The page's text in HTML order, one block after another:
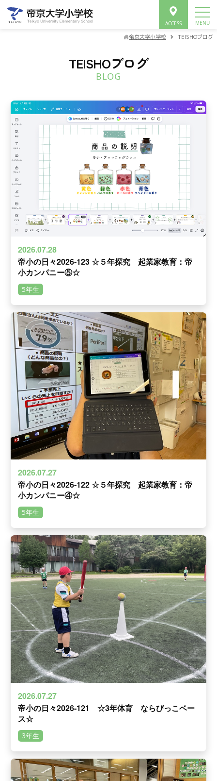
帝京大学小学校 TEISHOブログ
TEISHOブログ
BLOG
2026.07.28
帝小の日々2026-123 ☆５年探究 起業家教育：帝
小カンパニー⑤☆
5年生
2026.07.27
帝小の日々2026-122 ☆５年探究 起業家教育：帝
小カンパニー④☆
5年生
2026.07.27
帝小の日々2026-121 ☆3年体育 ならびっこベー
ス☆
3年生